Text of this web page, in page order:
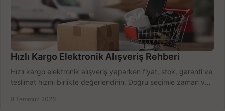
Hızlı Kargo Elektronik Alışveriş Rehberi
Hızlı kargo elektronik alışveriş yaparken fiyat, stok, garanti ve
teslimat hızını birlikte değerlendirin. Doğru seçimle zaman ve
8 Temmuz 2026